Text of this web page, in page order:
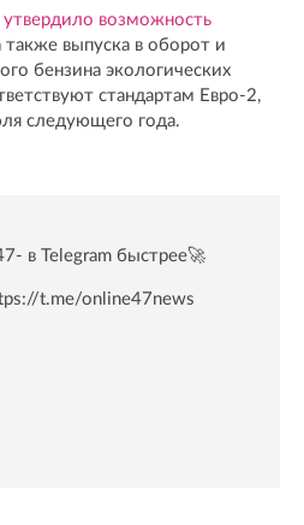
возможность
также выпуска в оборот и
бензина экологических
стандартам Евро-2,
следующего года.
в Telegram быстрее🚀
t.me/online47news